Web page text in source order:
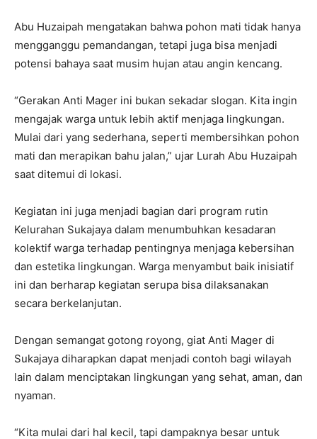
Abu Huzaipah mengatakan bahwa pohon mati tidak hanya
mengganggu pemandangan, tetapi juga bisa menjadi
potensi bahaya saat musim hujan atau angin kencang.
“Gerakan Anti Mager ini bukan sekadar slogan. Kita ingin
mengajak warga untuk lebih aktif menjaga lingkungan.
Mulai dari yang sederhana, seperti membersihkan pohon
mati dan merapikan bahu jalan,” ujar Lurah Abu Huzaipah
saat ditemui di lokasi.
Kegiatan ini juga menjadi bagian dari program rutin
Kelurahan Sukajaya dalam menumbuhkan kesadaran
kolektif warga terhadap pentingnya menjaga kebersihan
dan estetika lingkungan. Warga menyambut baik inisiatif
ini dan berharap kegiatan serupa bisa dilaksanakan
secara berkelanjutan.
Dengan semangat gotong royong, giat Anti Mager di
Sukajaya diharapkan dapat menjadi contoh bagi wilayah
lain dalam menciptakan lingkungan yang sehat, aman, dan
nyaman.
“Kita mulai dari hal kecil, tapi dampaknya besar untuk